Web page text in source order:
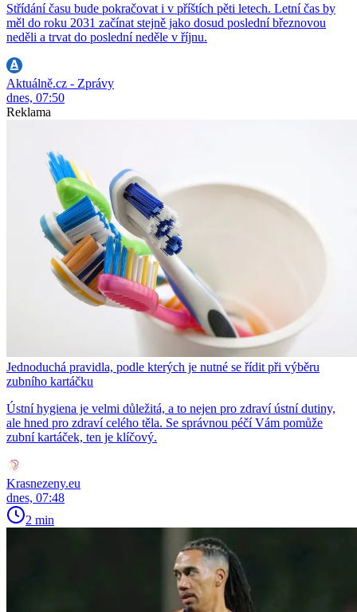
Střídání času bude pokračovat i v příštích pěti letech. Letní čas by
měl do roku 2031 začínat stejně jako dosud poslední březnovou
neděli a trvat do poslední neděle v říjnu.
Aktuálně.cz - Zprávy
dnes, 07:50
Reklama
Jednoduchá pravidla, podle kterých je nutné se řídit při výběru
zubního kartáčku
Ústní hygiena je velmi důležitá, a to nejen pro zdraví ústní dutiny,
ale hned pro zdraví celého těla. Se správnou péčí Vám pomůže
zubní kartáček, ten je klíčový.
Krasnezeny.eu
dnes, 07:48
2 min